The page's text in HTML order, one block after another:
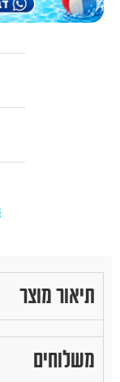
תיאור מוצר
משלוחים